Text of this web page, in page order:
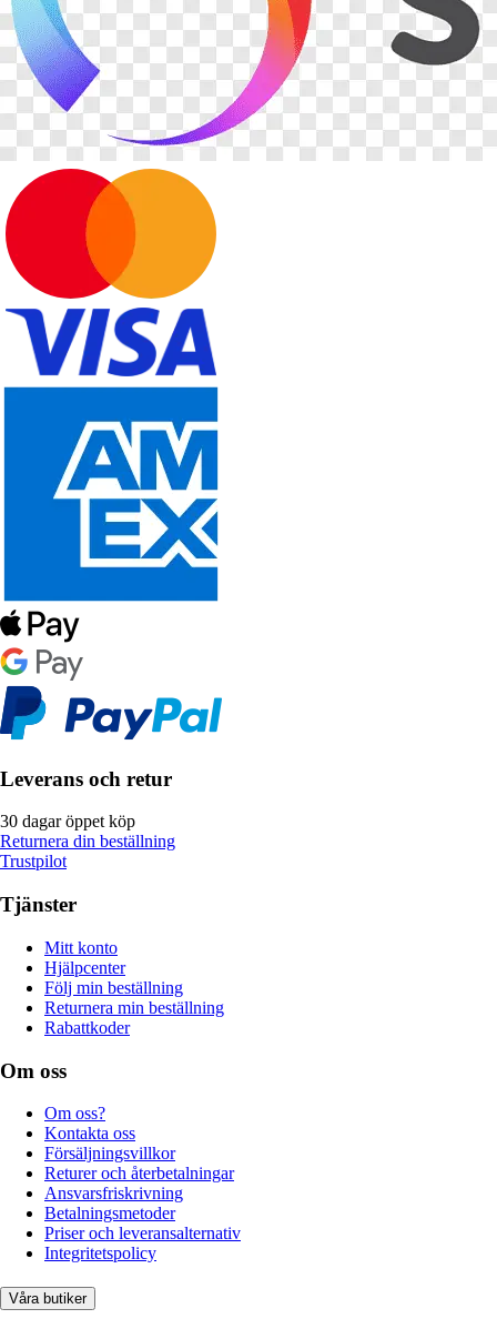
Leverans och retur
30 dagar öppet köp
Returnera din beställning
Trustpilot
Tjänster
Mitt konto
Hjälpcenter
Följ min beställning
Returnera min beställning
Rabattkoder
Om oss
Om oss?
Kontakta oss
Försäljningsvillkor
Returer och återbetalningar
Ansvarsfriskrivning
Betalningsmetoder
Priser och leveransalternativ
Integritetspolicy
Våra butiker